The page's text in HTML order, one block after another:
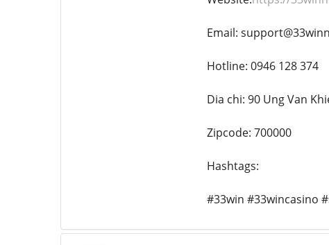
Email:
Hotline: 0946 128 374
Dia chi: 90 Ung Van
Zipcode: 700000
Hashtags:
#33win #33wincasino